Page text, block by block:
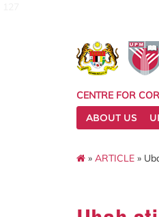
CENTRE FOR
ABOUT US
» ARTICLE »